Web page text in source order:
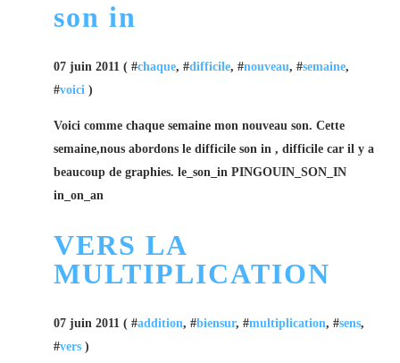
son in
07 juin 2011 ( #chaque, #difficile, #nouveau, #semaine,
#voici )
Voici comme chaque semaine mon nouveau son. Cette
semaine,nous abordons le difficile son in , difficile car il y a
beaucoup de graphies. le_son_in PINGOUIN_SON_IN
in_on_an
VERS LA
MULTIPLICATION
07 juin 2011 ( #addition, #biensur, #multiplication, #sens,
#vers )